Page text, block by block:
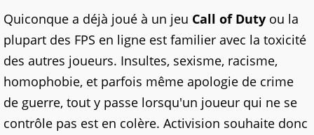
Quiconque a déjà joué à un jeu Call of Duty ou la
plupart des FPS en ligne est familier avec la toxicité
des autres joueurs. Insultes, sexisme, racisme,
homophobie, et parfois même apologie de crime
de guerre, tout y passe lorsqu'un joueur qui ne se
contrôle pas est en colère. Activision souhaite donc